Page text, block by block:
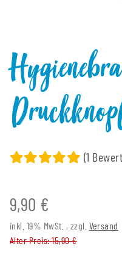
(1
9,90 €
inkl. 19% MwSt. , zzgl. Versand
Alter Preis: 15,90 €